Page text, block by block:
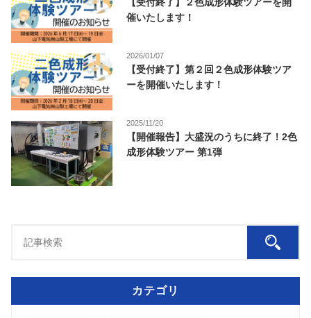
催いたします！
2026/01/07
【受付終了】第２回２色成形体験ツア
ーを開催いたします！
2025/11/20
【開催報告】大盛況のうちに終了！2色
成形体験ツアー 第1弾
カテゴリ